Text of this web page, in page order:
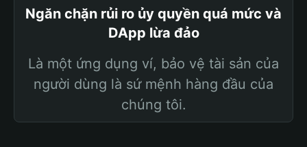
Ngăn chặn rủi ro ủy quyền quá mức và
DApp lừa đảo
Là một ứng dụng ví, bảo vệ tài sản của
người dùng là sứ mệnh hàng đầu của
chúng tôi.